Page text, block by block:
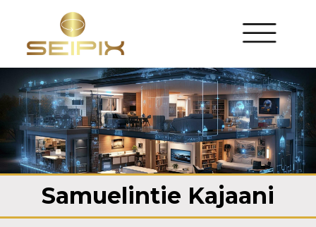
Samuelintie Kajaani